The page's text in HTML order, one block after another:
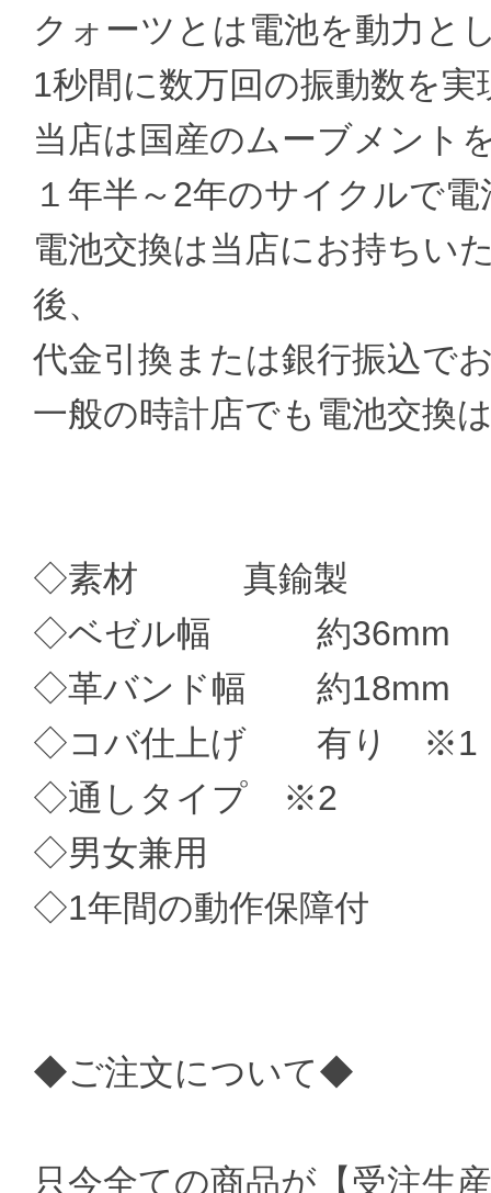
クォーツとは電池を動力と
1秒間に数万回の振動数を
当店は国産のムーブメント
１年半～2年のサイクルで
電池交換は当店にお持ちい
後、
代金引換または銀行振込で
一般の時計店でも電池交換
◇素材 真鍮製
◇ベゼル幅 約36mm
◇革バンド幅 約18mm
◇コバ仕上げ 有り ※1
◇通しタイプ ※2
◇男女兼用
◇1年間の動作保障付
◆ご注文について◆
只今全ての商品が【受注生